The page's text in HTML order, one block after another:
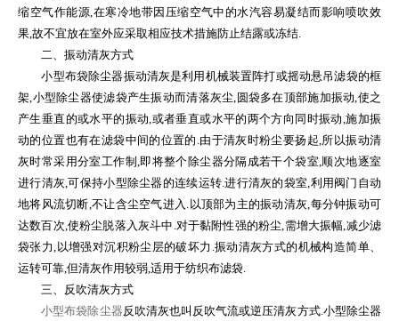
缩空气作能源,在寒冷地带因压缩空气中的水汽容易凝结而影响喷吹效
果,故不宜放在室外应采取相应技术措施防止结露或冻结.
二、振动清灰方式
小型布袋除尘器振动清灰是利用机械装置阵打或摇动悬吊滤袋的框
架,小型除尘器使滤袋产生振动而清落灰尘,圆袋多在顶部施加振动,使之
产生垂直的或水平的振动,或者垂直或水平的两个方向同时振动,施加振
动的位置也有在滤袋中间的位置的.由于清灰时粉尘要扬起,所以振动清
灰时常采用分室工作制,即将整个除尘器分隔成若干个袋室,顺次地逐室
进行清灰,可保持小型除尘器的连续运转.进行清灰的袋室,利用阀门自动
地将风流切断,不让含尘空气进入.以顶部为主的振动清灰,每分钟振动可
达数百次,使粉尘脱落入灰斗中.对于黏附性强的粉尘,需增大振幅,减少滤
袋张力,以增强对沉积粉尘层的破坏力.振动清灰方式的机械构造简单、
运转可靠,但清灰作用较弱,适用于纺织布滤袋.
三、反吹清灰方式
小型布袋除尘器反吹清灰也叫反吹气流或逆压清灰方式.小型除尘器